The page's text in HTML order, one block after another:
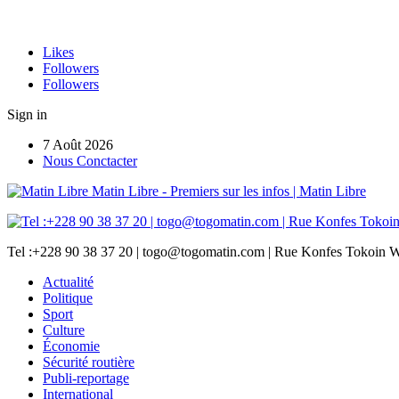
Likes
Followers
Followers
Sign in
7 Août 2026
Nous Conctacter
Matin Libre - Premiers sur les infos | Matin Libre
Tel :+228 90 38 37 20 | togo@togomatin.com | Rue Konfes Tokoin
Actualité
Politique
Sport
Culture
Économie
Sécurité routière
Publi-reportage
International